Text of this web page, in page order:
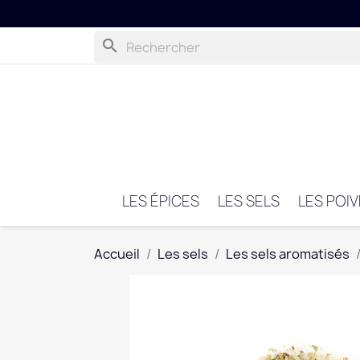
search
LES ÉPICES LES SELS LES
Accueil Les sels Les sels aromatisés